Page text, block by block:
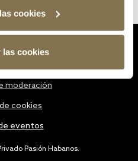
cookies
las cookies
Pasión Habanos.
moderación
cookies
eventos